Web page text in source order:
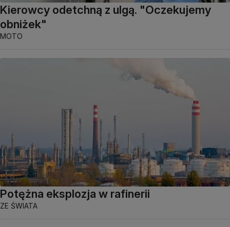
Kierowcy odetchną z ulgą. "Oczekujemy
obniżek"
MOTO
Potężna eksplozja w rafinerii
ZE ŚWIATA